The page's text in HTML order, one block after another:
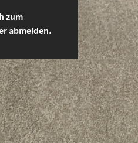
zum
abmelden.